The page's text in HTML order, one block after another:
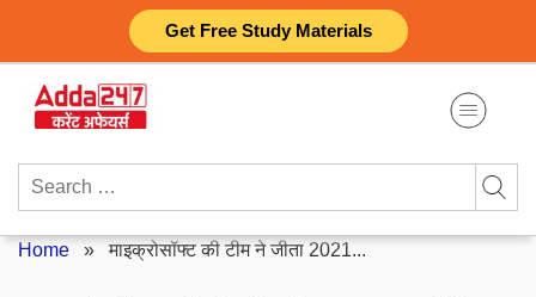
Get Free Study Materials
content
Search
Home »माइक्रोसॉफ्ट की टीम ने जीता 2021...